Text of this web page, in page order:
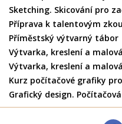
Sketching. Skicování pro
Příprava k talentovým
Příměstský výtvarný tábor
Výtvarka, kreslení a
Výtvarka, kreslení a
Kurz počítačové grafiky
Grafický design.